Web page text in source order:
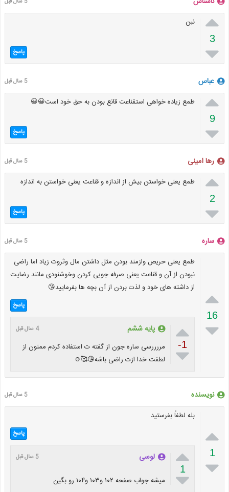

3

نبن
پاسخ
عباس 5 سال قبل

9

طمع زیاده خواهی استقناعت قانع بودن به حق خود است😀😀
پاسخ
رها امینی 5 سال قبل

2

طمع یعنی خواستن بیش از اندازه و قناعت یعنی خواستن به اندازه
پاسخ
ساره 5 سال قبل

16

طمع یعنی حریص وازمند بودن مثل داشتن مال وثروت زیاد اما راضی
نبودن از آن و قناعت یعنی صرفه جویی کردن وخوشنودی مانند رضایت
از داشته های خود و لذت بردن از آن بچه ها بفرمایید😘
پاسخ

-1

پایه ششم 4 سال قبل
مررررسی ساره جون از گفته ت استفاده کردم ممنون از
لطفت خدا ازت راضی باشه😘🥰☺️
نویسنده 5 سال قبل

1

بله لطفاً بفرستید
پاسخ

1

لوسی 5 سال قبل
میشه جواب صفحه ۱۰۲ و۱۰۳ و۱۰۴ رو بگین